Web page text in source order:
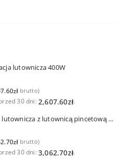
lutownicza 400W
złbrutto)
30 dni: 2,607.60zł.
Quick TS6 Stacja lutownicza z lutownicą pincetową 60W
złbrutto)
30 dni: 3,062.70zł.